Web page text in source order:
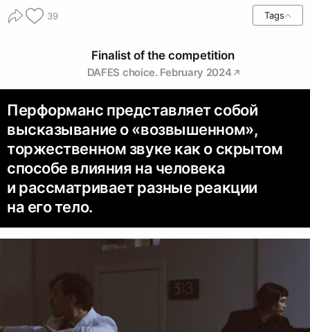
39 Tags
Finalist of the competition
DAFES choice. February 2024
Перформанс представляет собой
высказывание о «возвышенном»,
торжественном звуке как о скрытом
способе влияния на человека
и рассматривает разные реакции
на его тело.